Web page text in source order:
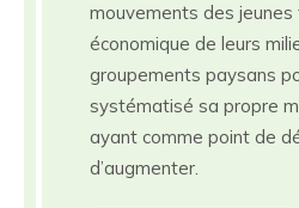
mouvements des
économique de leurs
groupements paysans
systématisé sa propre
ayant comme point de
d’augmenter.